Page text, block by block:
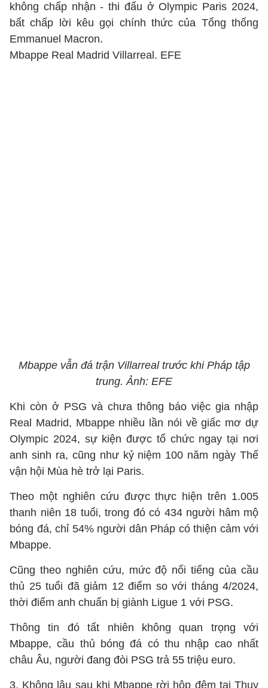
không chấp nhận - thi đấu ở Olympic Paris 2024,
bất chấp lời kêu gọi chính thức của Tổng thống
Emmanuel Macron.
Mbappe Real Madrid Villarreal. EFE
Mbappe vẫn đá trận Villarreal trước khi Pháp tập
trung. Ảnh: EFE
Khi còn ở PSG và chưa thông báo việc gia nhập
Real Madrid, Mbappe nhiều lần nói về giấc mơ dự
Olympic 2024, sự kiện được tổ chức ngay tại nơi
anh sinh ra, cũng như kỷ niệm 100 năm ngày Thế
vận hội Mùa hè trở lại Paris.
Theo một nghiên cứu được thực hiện trên 1.005
thanh niên 18 tuổi, trong đó có 434 người hâm mộ
bóng đá, chỉ 54% người dân Pháp có thiện cảm với
Mbappe.
Cũng theo nghiên cứu, mức độ nổi tiếng của cầu
thủ 25 tuổi đã giảm 12 điểm so với tháng 4/2024,
thời điểm anh chuẩn bị giành Ligue 1 với PSG.
Thông tin đó tất nhiên không quan trọng với
Mbappe, cầu thủ bóng đá có thu nhập cao nhất
châu Âu, người đang đòi PSG trả 55 triệu euro.
3. Không lâu sau khi Mbappe rời hộp đêm tại Thụy